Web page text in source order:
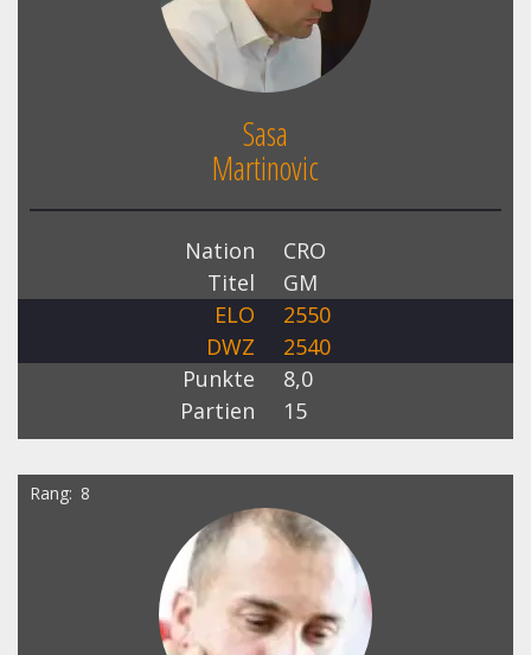
Sasa
Martinovic
Nation
CRO
Titel
GM
ELO
2550
DWZ
2540
Punkte
8,0
Partien
15
Rang 8